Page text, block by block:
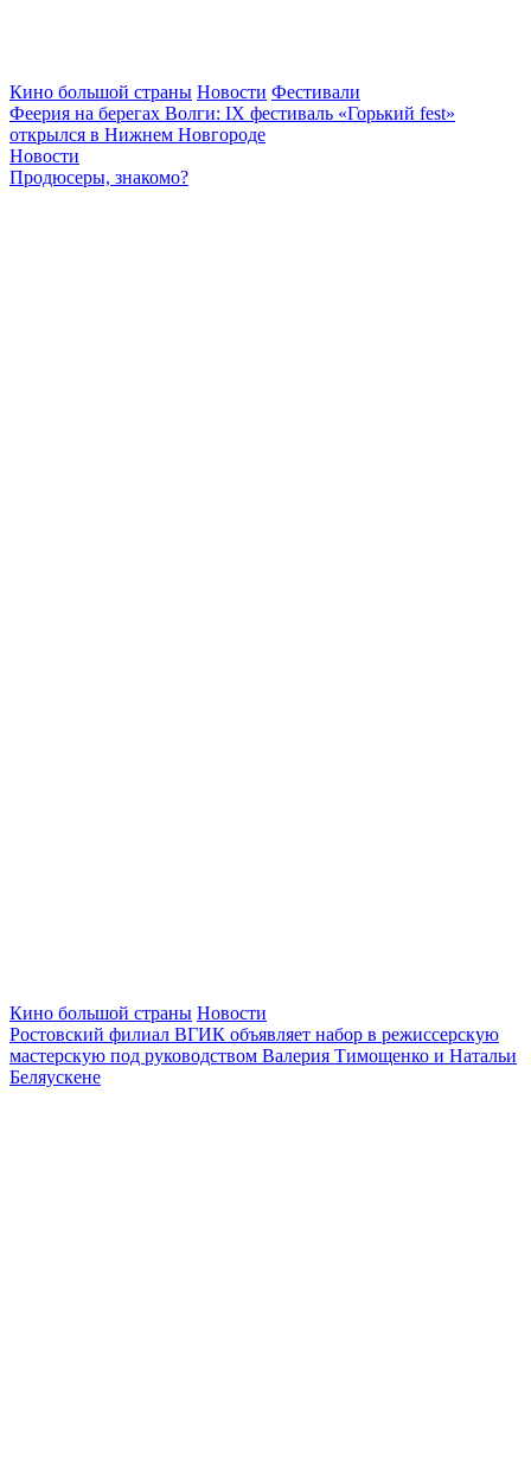
Кино большой страны Новости Фестивали
Феерия на берегах Волги: IX фестиваль «Горький fest»
открылся в Нижнем Новгороде
Новости
Продюсеры, знакомо?
Кино большой страны Новости
Ростовский филиал ВГИК объявляет набор в режиссерскую
мастерскую под руководством Валерия Тимощенко и Натальи
Беляускене